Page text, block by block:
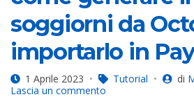
soggiorni da
importarlo in
1 Aprile 2023 Tutorial di
Lascia un commento